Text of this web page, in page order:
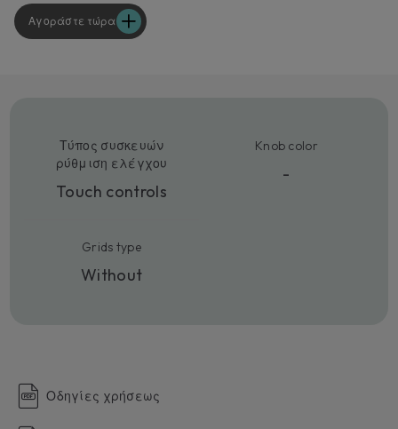
Αγοράστε τώρα
Τύπος συσκευών
ρύθμιση ελέγχου
Touch controls
Knob color
-
Grids type
Without
Οδηγίες χρήσεως